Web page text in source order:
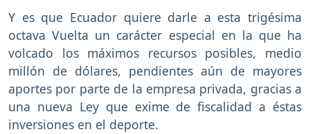
Y es que Ecuador quiere darle a esta trigésima
octava Vuelta un carácter especial en la que ha
volcado los máximos recursos posibles, medio
millón de dólares, pendientes aún de mayores
aportes por parte de la empresa privada, gracias a
una nueva Ley que exime de fiscalidad a éstas
inversiones en el deporte.